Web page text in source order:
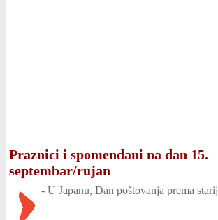
Praznici i spomendani na dan 15.
septembar/rujan
- U Japanu, Dan poštovanja prema